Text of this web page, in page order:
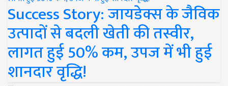
Success Story: जायडेक्स के जैविक
उत्पादों से बदली खेती की तस्वीर,
लागत हुई 50% कम, उपज में भी हुई
शानदार वृद्धि!